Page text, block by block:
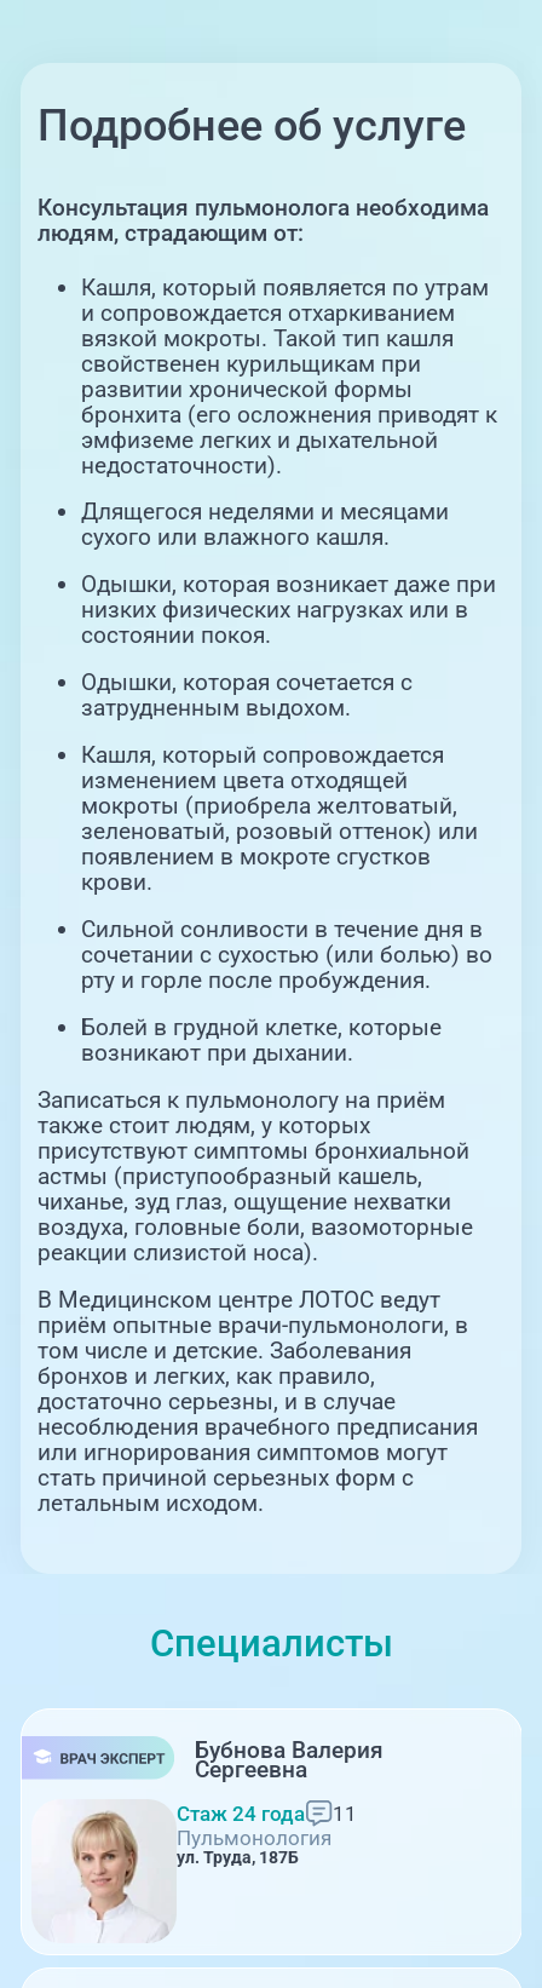
Подробнее об услуге
Консультация пульмонолога необходима
людям, страдающим от:
Кашля, который появляется по утрам
и сопровождается отхаркиванием
вязкой мокроты. Такой тип кашля
свойственен курильщикам при
развитии хронической формы
бронхита (его осложнения приводят к
эмфиземе легких и дыхательной
недостаточности).
Длящегося неделями и месяцами
сухого или влажного кашля.
Одышки, которая возникает даже при
низких физических нагрузках или в
состоянии покоя.
Одышки, которая сочетается с
затрудненным выдохом.
Кашля, который сопровождается
изменением цвета отходящей
мокроты (приобрела желтоватый,
зеленоватый, розовый оттенок) или
появлением в мокроте сгустков
крови.
Сильной сонливости в течение дня в
сочетании с сухостью (или болью) во
рту и горле после пробуждения.
Болей в грудной клетке, которые
возникают при дыхании.
Записаться к пульмонологу на приём
также стоит людям, у которых
присутствуют симптомы бронхиальной
астмы (приступообразный кашель,
чиханье, зуд глаз, ощущение нехватки
воздуха, головные боли, вазомоторные
реакции слизистой носа).
В Медицинском центре ЛОТОС ведут
приём опытные врачи-пульмонологи, в
том числе и детские. Заболевания
бронхов и легких, как правило,
достаточно серьезны, и в случае
несоблюдения врачебного предписания
или игнорирования симптомов могут
стать причиной серьезных форм с
летальным исходом.
Специалисты
Бубнова Валерия
Сергеевна
Стаж 24 года
11
Пульмонология
ул. Труда, 187Б